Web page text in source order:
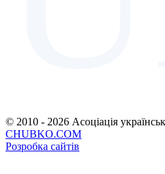
© 2010 - 2026 Асоціація
CHUBKO.COM
Розробка сайтів